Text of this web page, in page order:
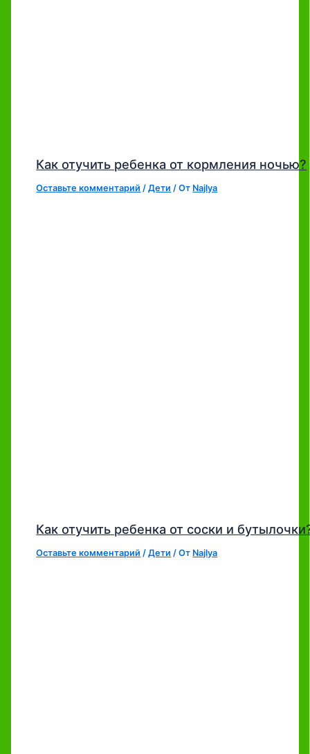
Как отучить ребенка от кормления ночью?
Оставьте комментарий /Дети / От Najlya
Как отучить ребенка от соски и
Оставьте комментарий /Дети / От Najlya